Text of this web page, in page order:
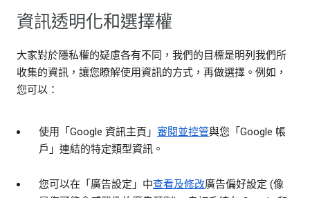
資訊透明化和選擇權
大家對於隱私權的疑慮各有不同，我們的目標是明列我們所
收集的資訊，讓您瞭解使用資訊的方式，再做選擇。例如，
您可以：
使用「Google 資訊主頁」 審閱並控管與您「Google 帳
戶」連結的特定類型資訊。
您可以在「廣告設定」中查看及修改廣告偏好設定 (像